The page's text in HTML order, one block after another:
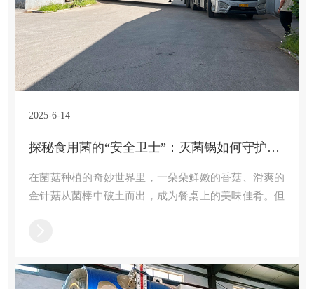
2025-6-14
探秘食用菌的“安全卫士”：灭菌锅如何守护舌尖上的鲜美？
在菌菇种植的奇妙世界里，一朵朵鲜嫩的香菇、滑爽的
金针菇从菌棒中破土而出，成为餐桌上的美味佳肴。但